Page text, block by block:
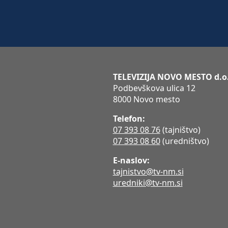
TELEVIZIJA NOVO MESTO
Podbevškova ulica 12
8000 Novo mesto
Telefon:
07 393 08 76(tajništvo)
07 393 08 60(uredništvo)
E-naslov:
tajnistvo@tv-nm.si
uredniki@tv-nm.si